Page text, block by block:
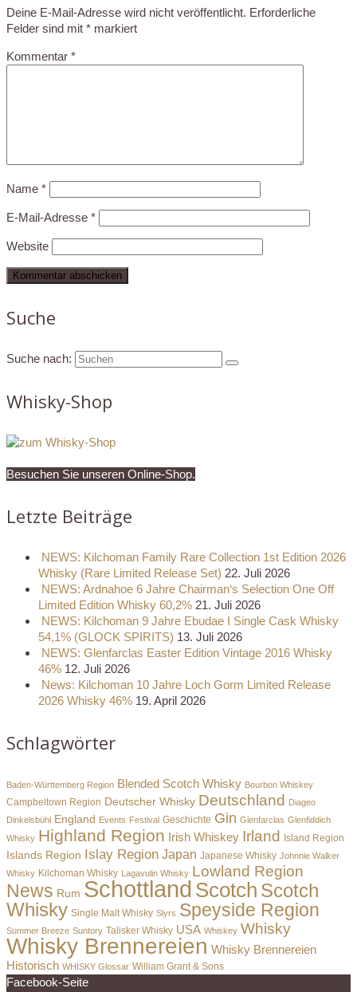
Deine E-Mail-Adresse wird nicht veröffentlicht. Erforderliche
Felder sind mit * markiert
Kommentar *
Name *
E-Mail-Adresse *
Website
Suche
Suche nach:
Whisky-Shop
Besuchen Sie unseren Online-Shop.
Letzte Beiträge
NEWS: Kilchoman Family Rare Collection 1st Edition 2026
Whisky (Rare Limited Release Set) 22. Juli 2026
NEWS: Ardnahoe 6 Jahre Chairman‘s Selection One Off
Limited Edition Whisky 60,2% 21. Juli 2026
NEWS: Kilchoman 9 Jahre Ebudae I Single Cask Whisky
54,1% (GLOCK SPIRITS) 13. Juli 2026
NEWS: Glenfarclas Easter Edition Vintage 2016 Whisky
46% 12. Juli 2026
News: Kilchoman 10 Jahre Loch Gorm Limited Release
2026 Whisky 46% 19. April 2026
Schlagwörter
Baden-Württemberg Region Blended Scotch Whisky Bourbon Whiskey
Campbeltown Region Deutscher Whisky Deutschland
Diageo
Dinkelsbühl England Events Festival Geschichte Gin Glenfarclas Glenfiddich
Whisky Highland Region Irish Whiskey Irland Island Region
Islands Region Islay Region Japan Japanese Whisky Johnnie Walker
Whisky Kilchoman Whisky Lagavulin Whisky Lowland Region
News Rum Schottland Scotch Scotch
Whisky Single Malt Whisky Slyrs Speyside Region
Summer Breeze Suntory Talisker Whisky USA Whiskey Whisky
Whisky Brennereien Whisky Brennereien
Historisch WHISKY Glossar William Grant & Sons
Facebook-Seite